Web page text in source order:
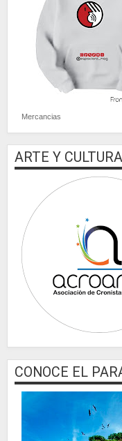
Mercancias
ARTE Y CULTURA
CONOCE EL